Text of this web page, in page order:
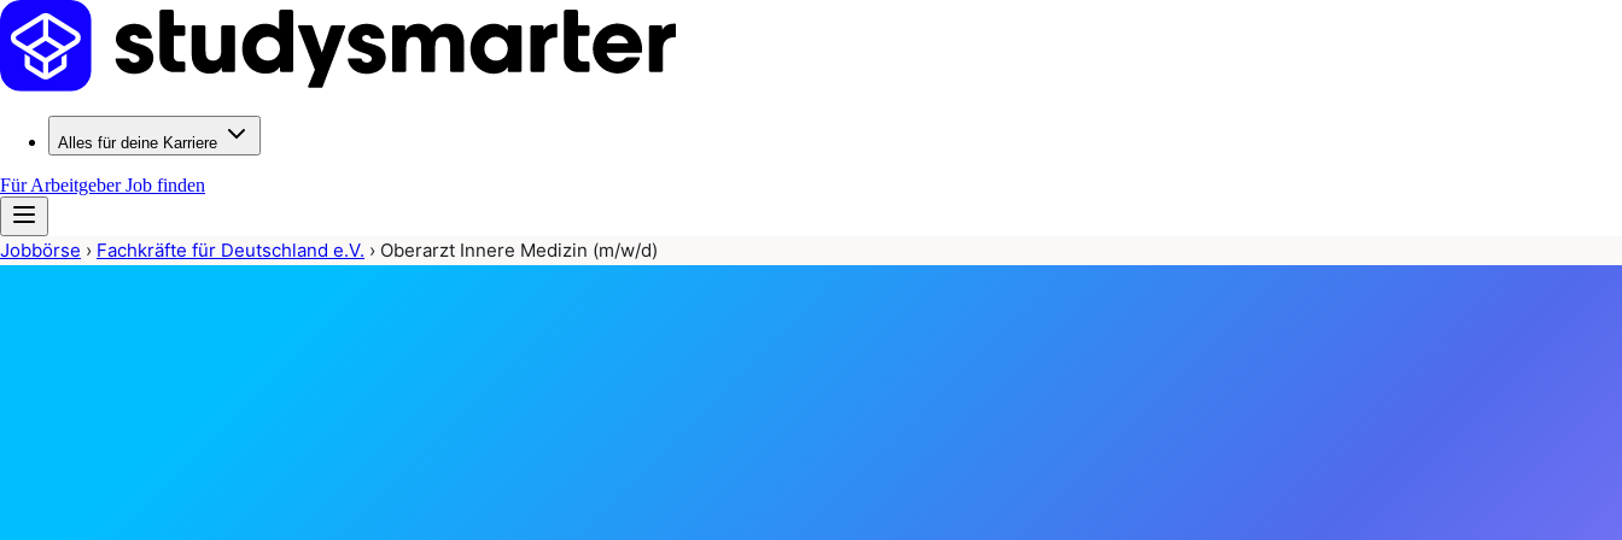
Alles für deine Karriere
Für ArbeitgeberJob finden
Jobbörse › Fachkräfte für Deutschland e.V. › Oberarzt Innere Medizin (m/w/d)